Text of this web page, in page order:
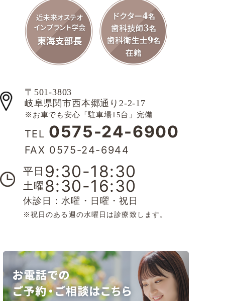
〒501-3803
岐阜県関市西本郷通り2-2-17
※お車でも安心「駐車場15台」完備
TEL 0575-24-6900
FAX 0575-24-6944
平日 9:30-18:30
土曜 8:30-16:30
休診日：水曜・日曜・祝日
※祝日のある週の水曜日は診療致します。